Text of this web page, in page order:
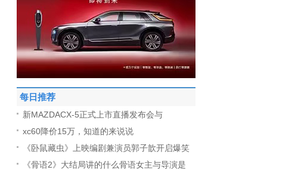
每日推荐
新MAZDACX-5正式上市直播发布会与
xc60降价15万，知道的来说说
《卧鼠藏虫》上映编剧兼演员郭子歆开启爆笑
《骨语2》大结局讲的什么骨语女主与导演是